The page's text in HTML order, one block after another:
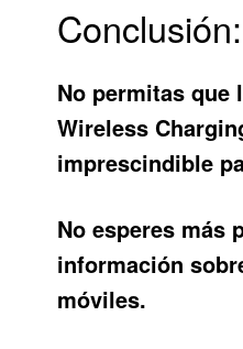
No permitas que
Wireless
imprescindible
No esperes más
información
móviles.